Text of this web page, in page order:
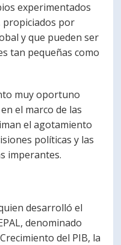
experimentados
propiciados por
y que pueden ser
tan pequeñas como
muy oportuno
el marco de las
el agotamiento
políticas y las
imperantes.
desarrolló el
denominado
del PIB, la